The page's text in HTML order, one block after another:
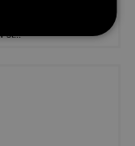
st...